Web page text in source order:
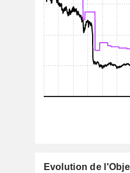
Evolution de